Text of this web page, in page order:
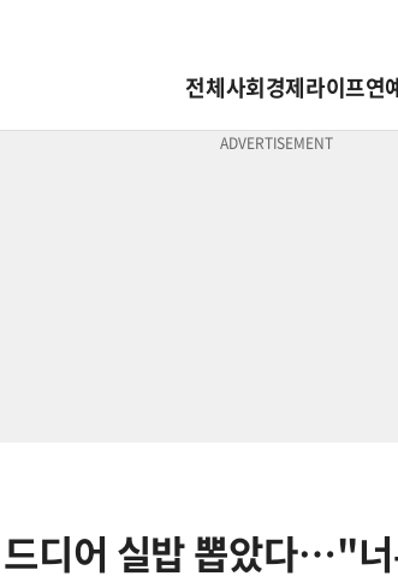
전체사회경제라이프연
디어 실밥 뽑았다…"